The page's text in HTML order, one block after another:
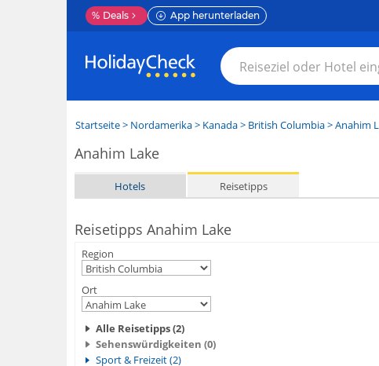
% Deals App herunterladen
Startseite> Nordamerika> Kanada> British Columbia>Anahim
Anahim Lake
Hotels Reisetipps
Reisetipps Anahim Lake
Region
Ort
Alle Reisetipps (2)
Sehenswürdigkeiten (0)
Sport & Freizeit (2)